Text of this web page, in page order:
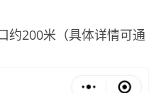
约200米（具体详情可通